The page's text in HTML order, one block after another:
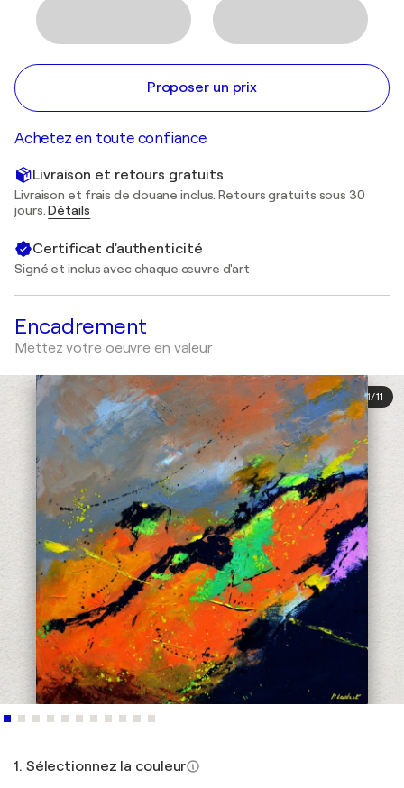
Proposer un prix
Achetez en toute confiance
Livraison et retours gratuits
Livraison et frais de douane inclus. Retours gratuits sous 30
jours.Détails
Certificat d'authenticité
Signé et inclus avec chaque œuvre d'art
Encadrement
Mettez votre oeuvre en valeur
1/11
1. Sélectionnez la couleur